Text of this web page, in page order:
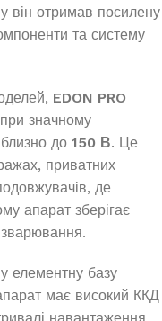
він отримав посилену
та систему
EDON PRO
значному
до 150 В. Це
приватних
де
апарат зберігає
зварювання.
елементну базу
має високий ККД